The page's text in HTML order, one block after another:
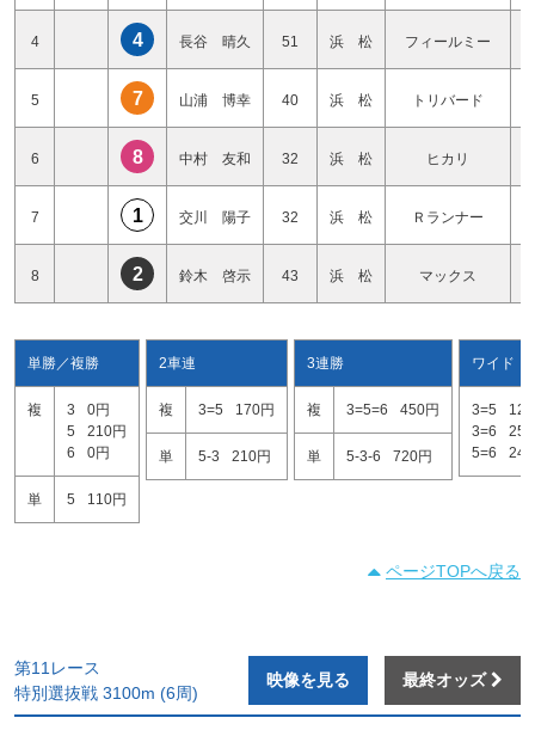
4 4 長谷 晴久 51 浜 松 フィールミー
5 7 山浦 博幸 40 浜 松 トリバード
6 8 中村 友和 32 浜 松 ヒカリ
7 1 交川 陽子 32 浜 松 Ｒランナー
8 2 鈴木 啓示 43 浜 松 マックス
単勝／複勝
複 3
0円
5
210円
6
0円
単 5 110円
2車連
複 3=5 170円
単 5-3 210円
3連勝
複 3=5=6 450円
単 5-3-6 720円
ワイド
3=5
3=6
5=6
ページTOPへ戻る
第11レース
特別選抜戦 3100m (6周)
映像を見る 最終オッズ